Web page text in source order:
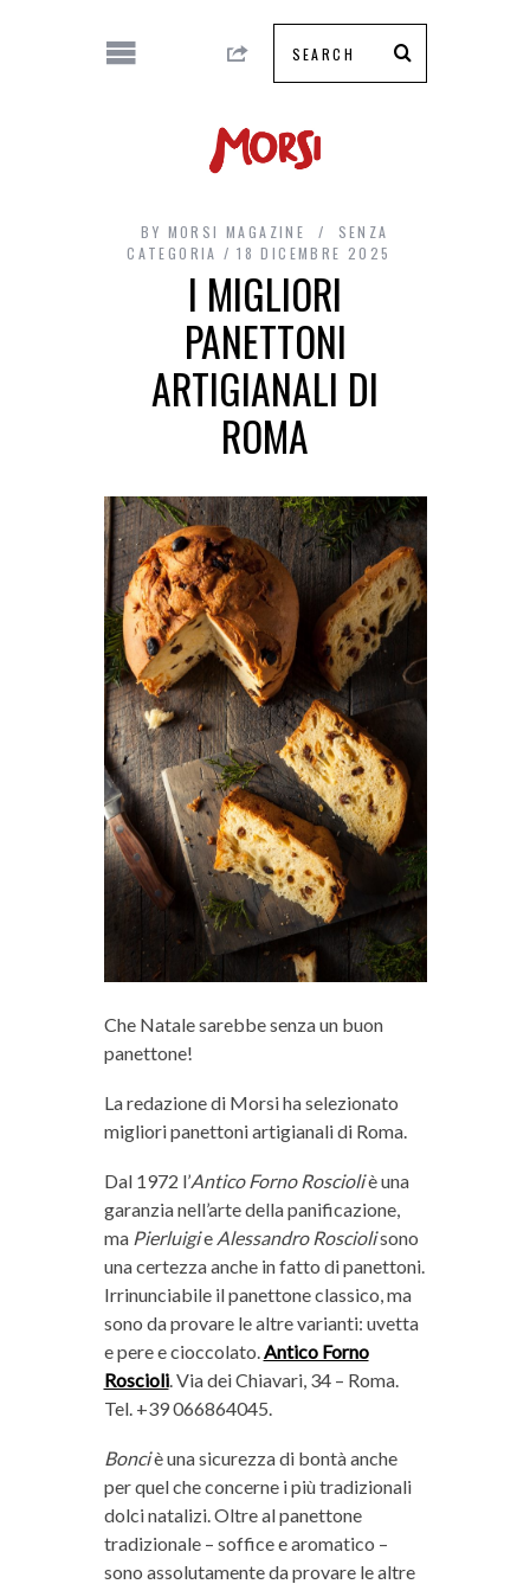
BY MORSI MAGAZINE
SENZA
CATEGORIA
18 DICEMBRE 2025
I MIGLIORI
PANETTONI
ARTIGIANALI DI
ROMA
Che Natale sarebbe senza un buon
panettone!
La redazione di Morsi ha selezionato
migliori panettoni artigianali di Roma.
Dal 1972 l’Antico Forno Roscioliè una
garanzia nell’arte della panificazione,
ma Pierluigie Alessandro Rosciolisono
una certezza anche in fatto di panettoni.
Irrinunciabile il panettone classico, ma
sono da provare le altre varianti: uvetta
e pere e cioccolato. Antico Forno
Roscioli. Via dei Chiavari, 34 – Roma.
Tel. +39 066864045.
Bonciè una sicurezza di bontà anche
per quel che concerne i più tradizionali
dolci natalizi. Oltre al panettone
tradizionale – soffice e aromatico –
sono assolutamente da provare le altre